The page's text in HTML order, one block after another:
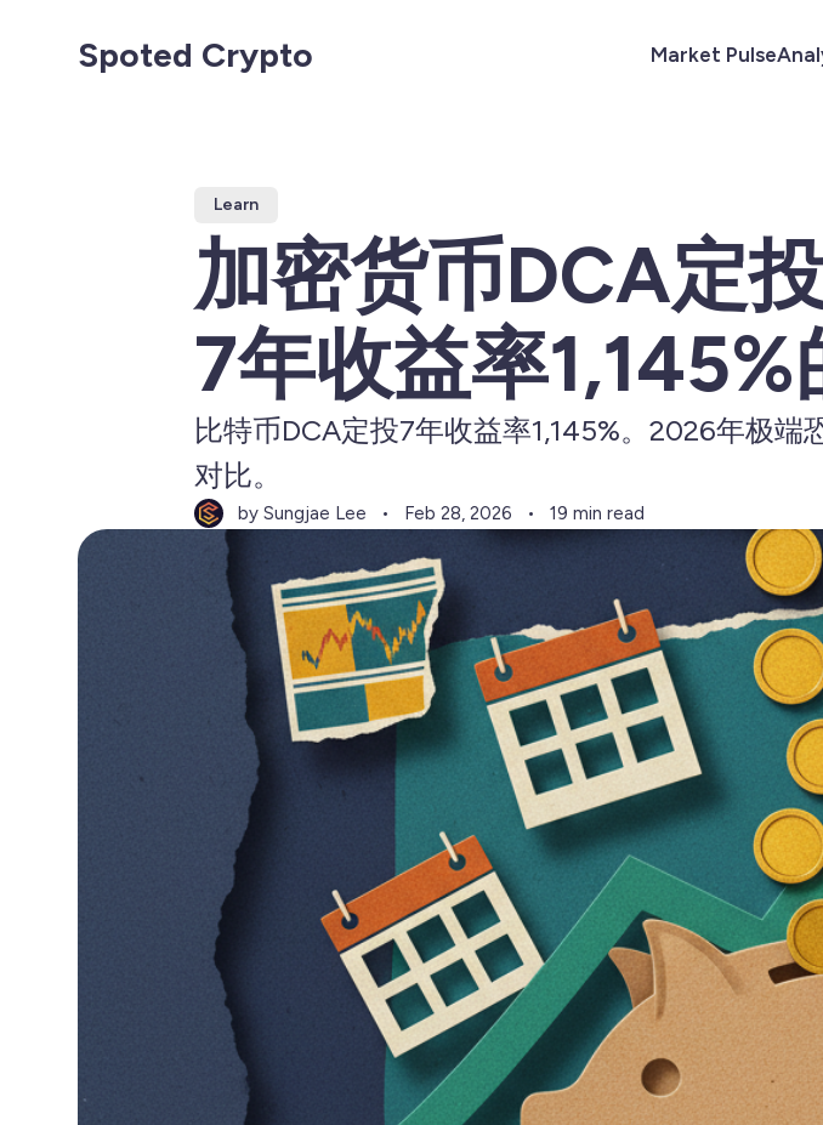
Spoted Crypto Market Pulse
Learn
加密货币DCA定
7年收益率
比特币DCA定投7年收益率1,145%。2026年极
对比。
by Sungjae Lee Feb 28, 2026 19 min read